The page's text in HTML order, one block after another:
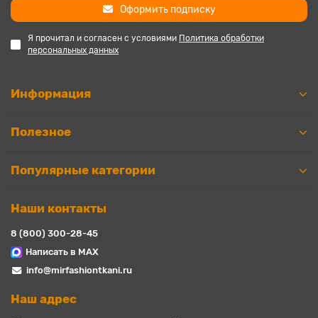
Оформить подписку
Я прочитал и согласен с условиями Политика обработки
персональных данных
Информация
Полезное
Популярные категории
Наши контакты
8 (800) 300-28-45
Написать в MAX
info@mirfashiontkani.ru
Наш адрес